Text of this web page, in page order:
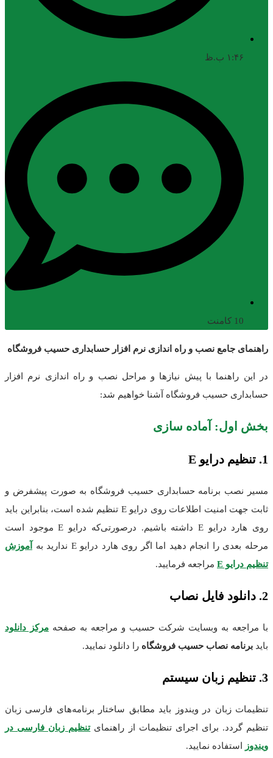
۱:۴۶ ب.ظ
10 کامنت
راهنمای جامع نصب و راه اندازی نرم افزار حسابداری حسیب فروشگاه
در این راهنما با پیش نیازها و مراحل نصب و راه اندازی نرم افزار
حسابداری حسیب فروشگاه آشنا خواهیم شد:
بخش اول: آماده سازی
1. تنظیم درایو E
مسیر نصب برنامه حسابداری حسیب فروشگاه به صورت پیشفرض و
ثابت جهت امنیت اطلاعات روی درایو E تنظیم شده است، بنابراین باید
روی هارد درایو E داشته باشیم. در‌صورتی‌که درایو E موجود است
مرحله بعدی را انجام دهید اما اگر روی هارد درایو E ندارید به
آموزش
تنظیم درایو E
مراجعه فرمایید.
2. دانلود فایل نصاب
با مراجعه به وبسایت شرکت حسیب و مراجعه به صفحه مرکز دانلود
باید برنامه نصاب حسیب فروشگاه را دانلود نمایید.
3. تنظیم زبان سیستم
تنظیمات زبان در ویندوز باید مطابق ساختار برنامه‌های فارسی زبان
تنظیم گردد. برای اجرای تنظیمات از راهنمایتنظیم زبان فارسی در
ویندوز استفاده نمایید.